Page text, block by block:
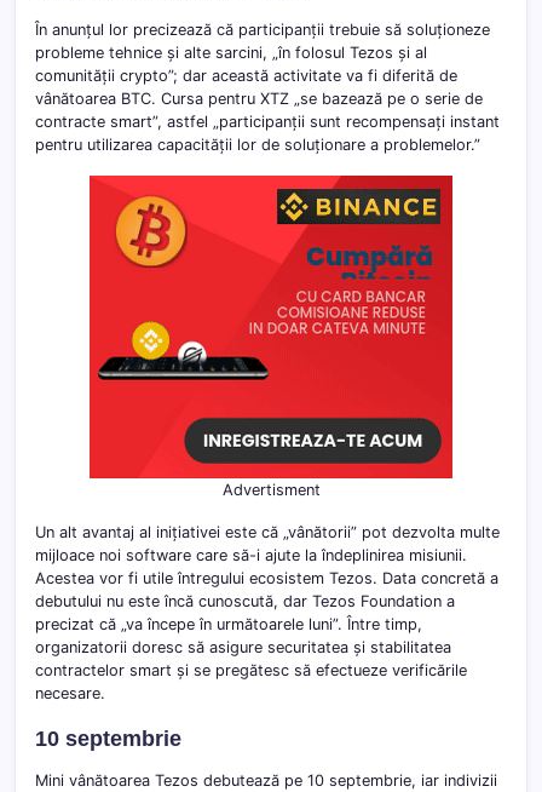
În anunțul lor precizează că participanții trebuie să soluționeze
probleme tehnice și alte sarcini, „în folosul Tezos și al
comunității crypto”; dar această activitate va fi diferită de
vânătoarea BTC. Cursa pentru XTZ „se bazează pe o serie de
contracte smart”, astfel „participanții sunt recompensați instant
pentru utilizarea capacității lor de soluționare a problemelor.”
Advertisment
Un alt avantaj al inițiativei este că „vânătorii” pot dezvolta multe
mijloace noi software care să-i ajute la îndeplinirea misiunii.
Acestea vor fi utile întregului ecosistem Tezos. Data concretă a
debutului nu este încă cunoscută, dar Tezos Foundation a
precizat că „va începe în următoarele luni”. Între timp,
organizatorii doresc să asigure securitatea și stabilitatea
contractelor smart și se pregătesc să efectueze verificările
necesare.
10 septembrie
Mini vânătoarea Tezos debutează pe 10 septembrie, iar indivizii